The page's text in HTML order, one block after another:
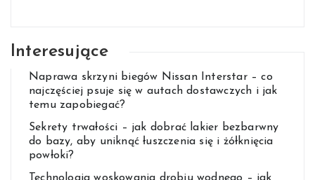
Interesujące
Naprawa skrzyni biegów Nissan Interstar – co
najczęściej psuje się w autach dostawczych i jak
temu zapobiegać?
Sekrety trwałości – jak dobrać lakier bezbarwny
do bazy, aby uniknąć łuszczenia się i żółknięcia
powłoki?